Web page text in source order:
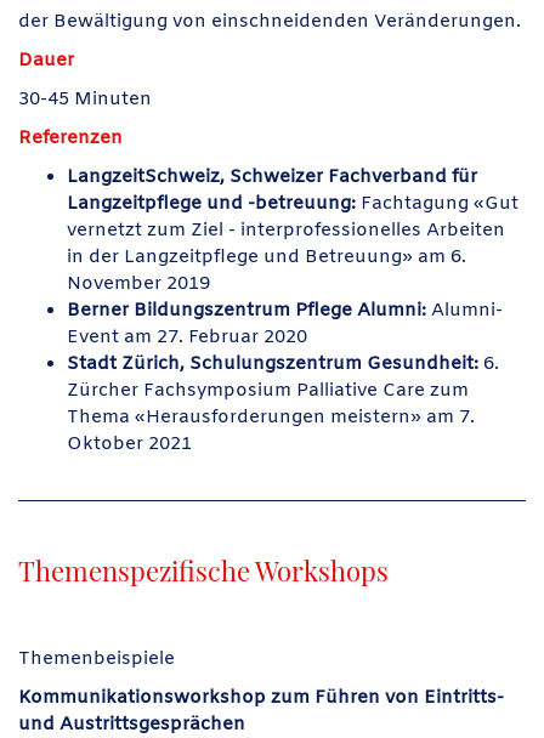
der Bewältigung von einschneidenden Veränderungen.
Dauer
30-45 Minuten
Referenzen
LangzeitSchweiz, Schweizer Fachverband für
Langzeitpflege und -betreuung: Fachtagung «Gut
vernetzt zum Ziel - interprofessionelles Arbeiten
in der Langzeitpflege und Betreuung» am 6.
November 2019
Berner Bildungszentrum Pflege Alumni: Alumni-
Event am 27. Februar 2020
Stadt Zürich, Schulungszentrum Gesundheit: 6.
Zürcher Fachsymposium Palliative Care zum
Thema «Herausforderungen meistern» am 7.
Oktober 2021
Themenspezifische Workshops
Themenbeispiele
Kommunikationsworkshop zum Führen von Eintritts-
und Austrittsgesprächen